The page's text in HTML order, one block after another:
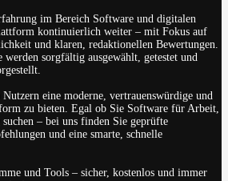
im Bereich Software und digitalen
kontinuierlich weiter – mit Fokus auf
und klaren, redaktionellen Bewertungen.
sorgfältig ausgewählt, getestet und
eine moderne, vertrauenswürdige und
zu bieten. Egal ob Sie Software für Arbeit,
– bei uns finden Sie geprüfte
und eine smarte, schnelle
und Tools – sicher, kostenlos und immer